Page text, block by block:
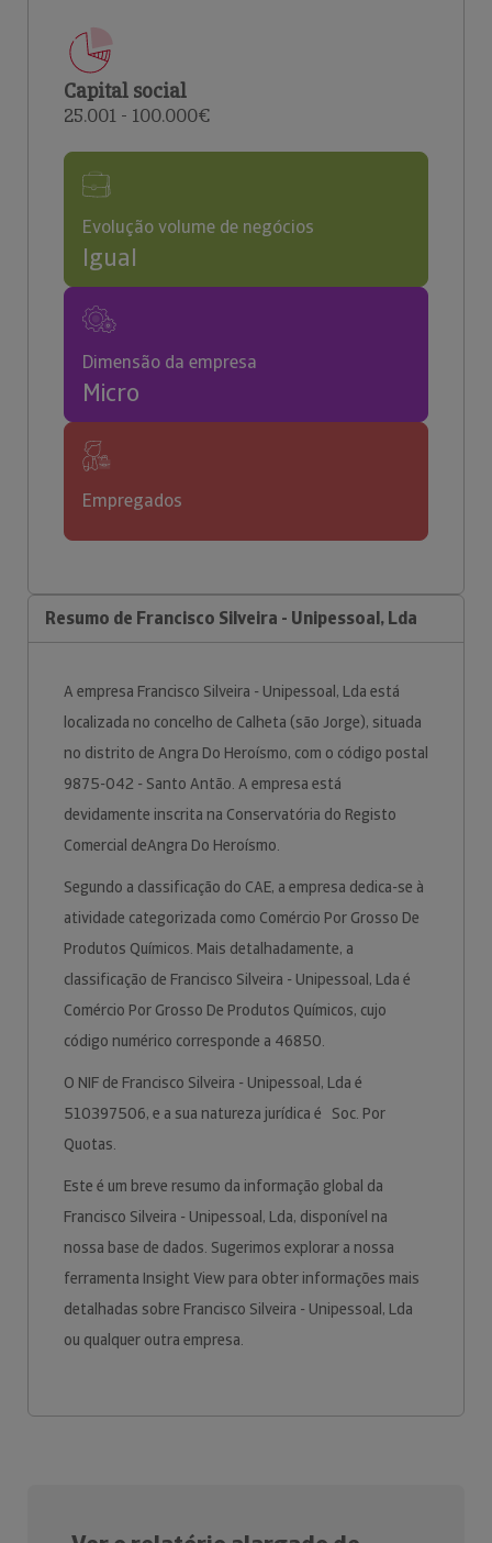
Capital social
25.001 - 100.000€
Evolução volume de negócios
Igual
Dimensão da empresa
Micro
Empregados
Resumo de Francisco Silveira - Unipessoal, Lda
A empresa Francisco Silveira - Unipessoal, Lda está
localizada no concelho de Calheta (são Jorge), situada
no distrito de Angra Do Heroísmo, com o código postal
9875-042 - Santo Antão. A empresa está
devidamente inscrita na Conservatória do Registo
Comercial deAngra Do Heroísmo.
Segundo a classificação do CAE, a empresa dedica-se à
atividade categorizada como Comércio Por Grosso De
Produtos Químicos. Mais detalhadamente, a
classificação de Francisco Silveira - Unipessoal, Lda é
Comércio Por Grosso De Produtos Químicos, cujo
código numérico corresponde a 46850.
O NIF de Francisco Silveira - Unipessoal, Lda é
510397506, e a sua natureza jurídica é Soc. Por
Quotas.
Este é um breve resumo da informação global da
Francisco Silveira - Unipessoal, Lda, disponível na
nossa base de dados. Sugerimos explorar a nossa
ferramenta Insight View para obter informações mais
detalhadas sobre Francisco Silveira - Unipessoal, Lda
ou qualquer outra empresa.